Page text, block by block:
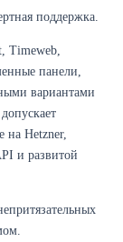
поддержка.
Timeweb,
панели,
вариантами
на Hetzner,
и развитой